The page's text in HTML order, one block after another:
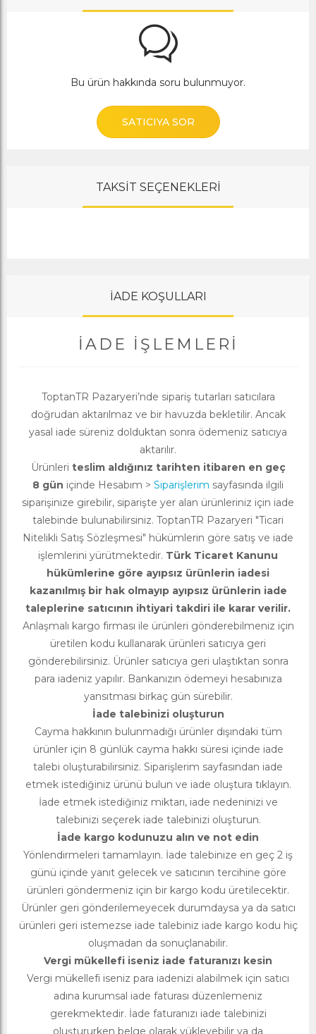
Bu ürün hakkında soru bulunmuyor.
SATICIYA SOR
TAKSİT SEÇENEKLERİ
İADE KOŞULLARI
İADE İŞLEMLERI
ToptanTR Pazaryeri’nde sipariş tutarları satıcılara
doğrudan aktarılmaz ve bir havuzda bekletilir. Ancak
yasal iade süreniz dolduktan sonra ödemeniz satıcıya
aktarılır.
Ürünleri teslim aldığınız tarihten itibaren en geç
8 gün içinde Hesabım > Siparişlerim sayfasında ilgili
siparişinize girebilir, siparişte yer alan ürünleriniz için iade
talebinde bulunabilirsiniz. ToptanTR Pazaryeri "Ticari
Nitelikli Satış Sözleşmesi" hükümlerin göre satış ve iade
işlemlerini yürütmektedir. Türk Ticaret Kanunu
hükümlerine göre ayıpsız ürünlerin iadesi
kazanılmış bir hak olmayıp ayıpsız ürünlerin iade
taleplerine satıcının ihtiyari takdiri ile karar verilir.
Anlaşmalı kargo firması ile ürünleri gönderebilmeniz için
üretilen kodu kullanarak ürünleri satıcıya geri
gönderebilirsiniz. Ürünler satıcıya geri ulaştıktan sonra
para iadeniz yapılır. Bankanızın ödemeyi hesabınıza
yansıtması birkaç gün sürebilir.
İade talebinizi oluşturun
Cayma hakkının bulunmadığı ürünler dışındaki tüm
ürünler için 8 günlük cayma hakkı süresi içinde iade
talebi oluşturabilirsiniz. Siparişlerim sayfasından iade
etmek istediğiniz ürünü bulun ve iade oluştura tıklayın.
İade etmek istediğiniz miktarı, iade nedeninizi ve
talebinizi seçerek iade talebinizi oluşturun.
İade kargo kodunuzu alın ve not edin
Yönlendirmeleri tamamlayın. İade talebinize en geç 2 iş
günü içinde yanıt gelecek ve satıcının tercihine göre
ürünleri göndermeniz için bir kargo kodu üretilecektir.
Ürünler geri gönderilemeyecek durumdaysa ya da satıcı
ürünleri geri istemezse iade talebiniz iade kargo kodu hiç
oluşmadan da sonuçlanabilir.
Vergi mükellefi iseniz iade faturanızı kesin
Vergi mükellefi iseniz para iadenizi alabilmek için satıcı
adına kurumsal iade faturası düzenlemeniz
gerekmektedir. İade faturanızı iade talebinizi